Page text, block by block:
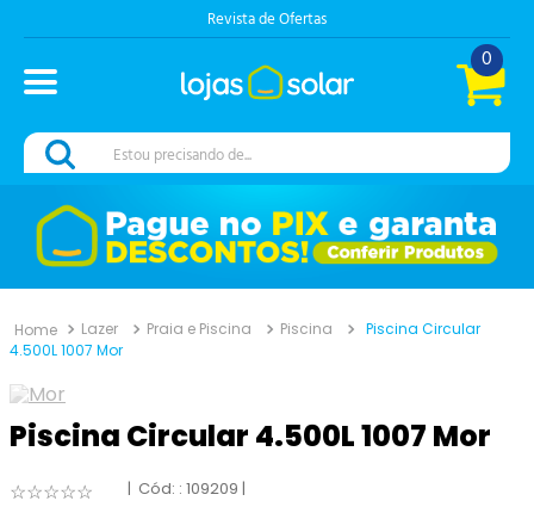
Revista de Ofertas
0
Estou precisando de...
Lazer Praia e Piscina Piscina
Piscina Circular
4.500L 1007 Mor
Piscina Circular 4.500L 1007 Mor
☆☆☆☆☆ : 109209